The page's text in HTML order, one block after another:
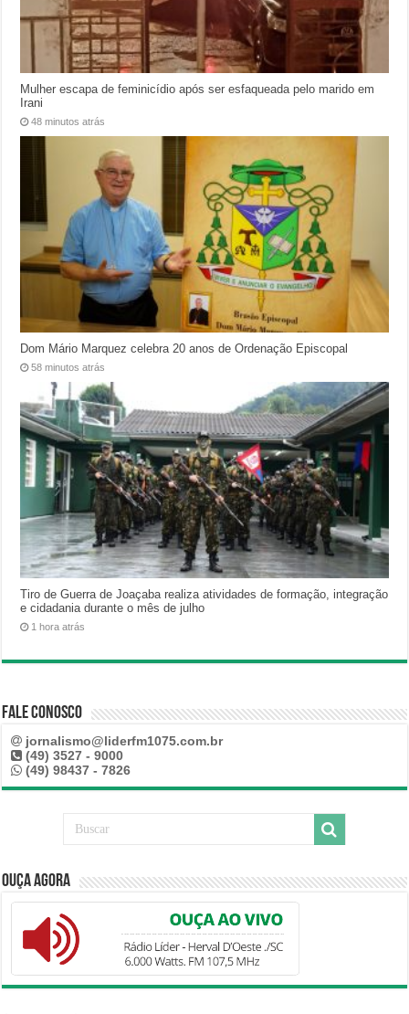
Mulher escapa de feminicídio após ser esfaqueada pelo marido em
Irani
48 minutos atrás
Dom Mário Marquez celebra 20 anos de Ordenação Episcopal
58 minutos atrás
Tiro de Guerra de Joaçaba realiza atividades de formação, integração
e cidadania durante o mês de julho
1 hora atrás
Fale Conosco
jornalismo@liderfm1075.com.br
(49) 3527 - 9000
(49) 98437 - 7826
Ouça Agora